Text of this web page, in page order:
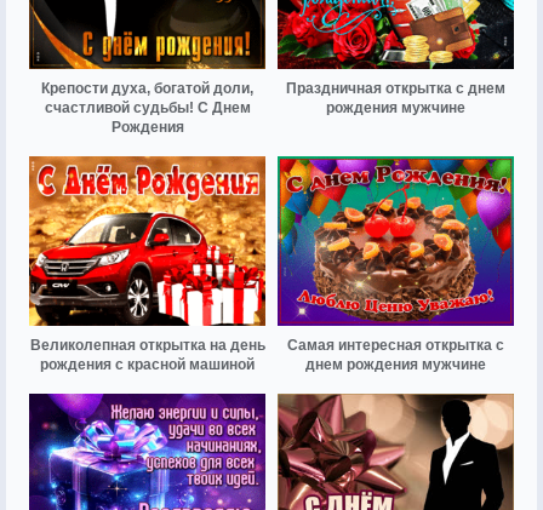
Крепости духа, богатой доли,
счастливой судьбы! С Днем
Рождения
Праздничная открытка с днем
рождения мужчине
Великолепная открытка на день
рождения с красной машиной
Самая интересная открытка с
днем рождения мужчине